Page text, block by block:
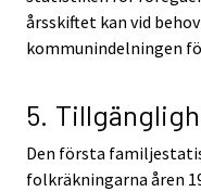
årsskiftet kan vid
kommunindelningen
5.
Den första
folkräkningarna åren